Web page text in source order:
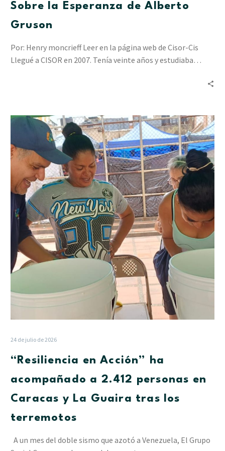
Sobre la Esperanza de Alberto
Gruson
Por: Henry moncrieff Leer en la página web de Cisor-Cis
Llegué a CISOR en 2007. Tenía veinte años y estudiaba…
“Resiliencia
en
Acción”
ha
acompañado
a
2.412
personas
en
Caracas
y
La
Guaira
tras
los
terremotos
24 de julio de 2026
“Resiliencia en Acción” ha
acompañado a 2.412 personas en
Caracas y La Guaira tras los
terremotos
A un mes del doble sismo que azotó a Venezuela, El Grupo